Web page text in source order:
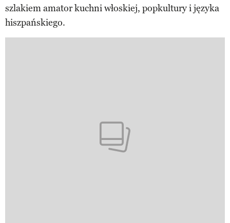
szlakiem amator kuchni włoskiej, popkultury i języka
hiszpańskiego.